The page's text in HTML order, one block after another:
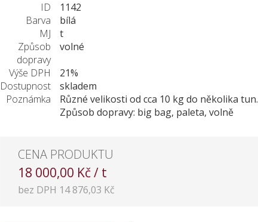
ID
1142
Barva
bílá
MJ
t
Způsob
dopravy
volné
Výše DPH
21%
Dostupnost
skladem
Poznámka
Různé velikosti od cca 10 kg do několika tun.
Způsob dopravy: big bag, paleta, volně
CENA PRODUKTU
18 000,00 Kč / t
bez DPH 14 876,03 Kč